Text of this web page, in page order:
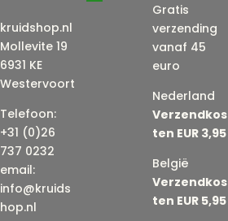
kruidshop.nl
Mollevite 19
6931 KE
Westervoort
Telefoon:
+31 (0)26
737 0232
email:
info@kruids
hop.nl
Gratis
verzending
vanaf 45
euro
Nederland
Verzendkos
ten EUR 3,95
België
Verzendkos
ten EUR 5,95